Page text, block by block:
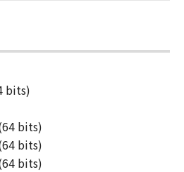
通じて提供される可能性
製品の改良版を含みま
リーに搭載し、または
指します。
、本ソフトウエア製品を
ブ又は 同類の保管装置に
ーすることを指します。
bits)
bits)
bits)
bits)